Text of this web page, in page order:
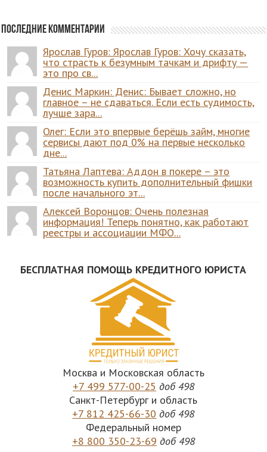
Последние комментарии
Ярослав Гуров: Ярослав Гуров: Хочу сказать,
что страсть к безумным тачкам и дрифту —
это про св...
Денис Маркин: Денис: Бывает сложно, но
главное – не сдаваться. Если есть судимость,
лучше зара...
Олег: Если это впервые берёшь займ, многие
сервисы дают под 0% на первые несколько
дне...
Татьяна Лаптева: Аддон в покере – это
возможность купить дополнительный фишки
после начального эт...
Алексей Воронцов: Очень полезная
информация! Теперь понятно, как работают
реестры и ассоциации МФО...
БЕСПЛАТНАЯ ПОМОЩЬ КРЕДИТНОГО ЮРИСТА
Москва и Московская область
+7 499 577-00-25 доб 498
Санкт-Петербург и область
+7 812 425-66-30 доб 498
Федеральный номер
+8 800 350-23-69 доб 498